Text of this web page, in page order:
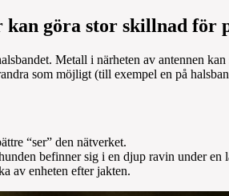
göra stor skillnad för
Metall i närheten av antennen
som möjligt (till exempel en på
“ser” den nätverket.
befinner sig i en djup ravin under en
av enheten efter jakten.